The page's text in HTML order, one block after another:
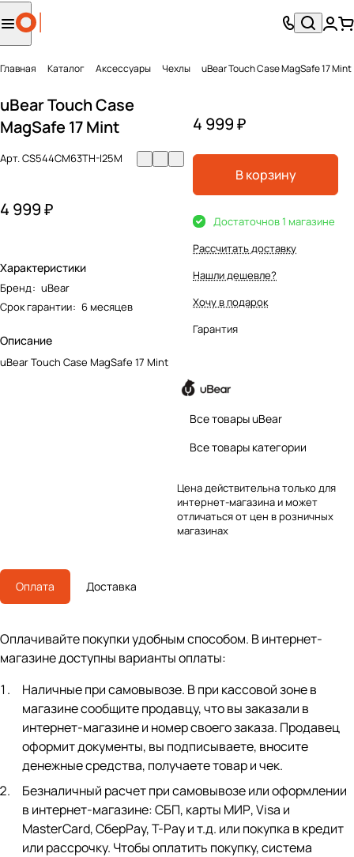
Главная Каталог Аксесcуары Чехлы uBear Touch Case MagSafe 17 Mint
uBear Touch Case
MagSafe 17 Mint
Арт.CS544CM63TH-I25M
4 999 ₽
Характеристики
Бренд: uBear
Срок гарантии: 6 месяцев
Описание
uBear Touch Case MagSafe 17 Mint
4 999 ₽
В корзину
Достаточнов 1 магазине
Рассчитать доставку
Нашли дешевле?
Хочу в подарок
Гарантия
Все товары uBear
Все товары категории
Цена действительна только для
интернет-магазина и может
отличаться от цен в розничных
магазинах
Оплата Доставка
Оплачивайте покупки удобным способом. В интернет-
магазине доступны варианты оплаты:
Наличные при самовывозе. В при кассовой зоне в
магазине сообщите продавцу, что вы заказали в
интернет-магазине и номер своего заказа. Продавец
оформит документы, вы подписываете, вносите
денежные средства, получаете товар и чек.
Безналичный расчет при самовывозе или оформлении
в интернет-магазине: СБП, карты МИР, Visa и
MasterCard, СберPay, Т-Pay и т.д. или покупка в кредит
или рассрочку. Чтобы оплатить покупку, система